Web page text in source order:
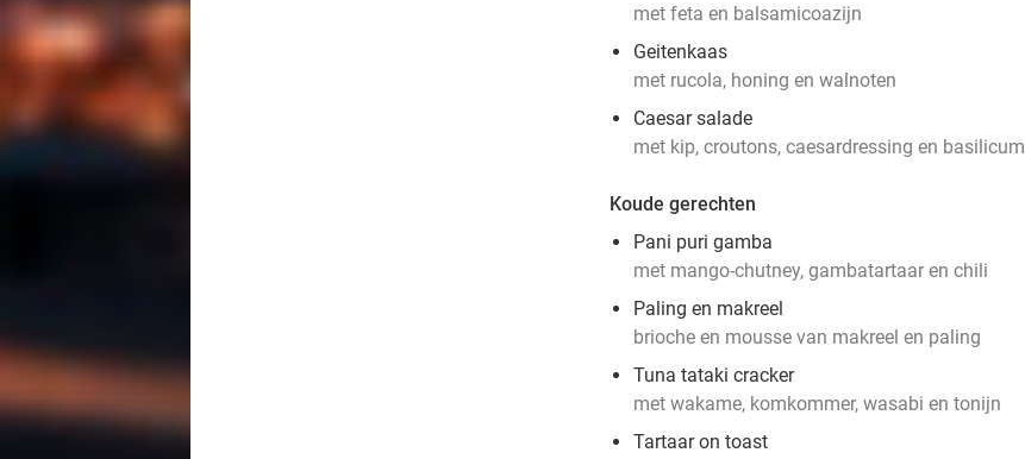
met feta en balsamicoazijn
Geitenkaas
met rucola, honing en walnoten
Caesar salade
met kip, croutons, caesardressing en basilicum
Koude gerechten
Pani puri gamba
met mango-chutney, gambatartaar en chili
Paling en makreel
brioche en mousse van makreel en paling
Tuna tataki cracker
met wakame, komkommer, wasabi en tonijn
Tartaar on toast